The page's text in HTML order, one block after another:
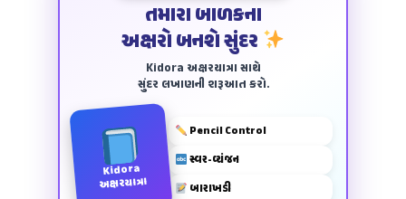
તમારા બાળકના
અક્ષરો બનશે સુંદર
Kidora અક્ષરયાત્રા સાથે
સુંદર લખાણની શરૂઆત કરો.
Kidora
અક્ષરયાત્રા
Pencil Control
સ્વર-વ્યંજન
બારાખડી